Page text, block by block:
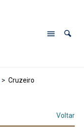
> Cruzeiro
Voltar